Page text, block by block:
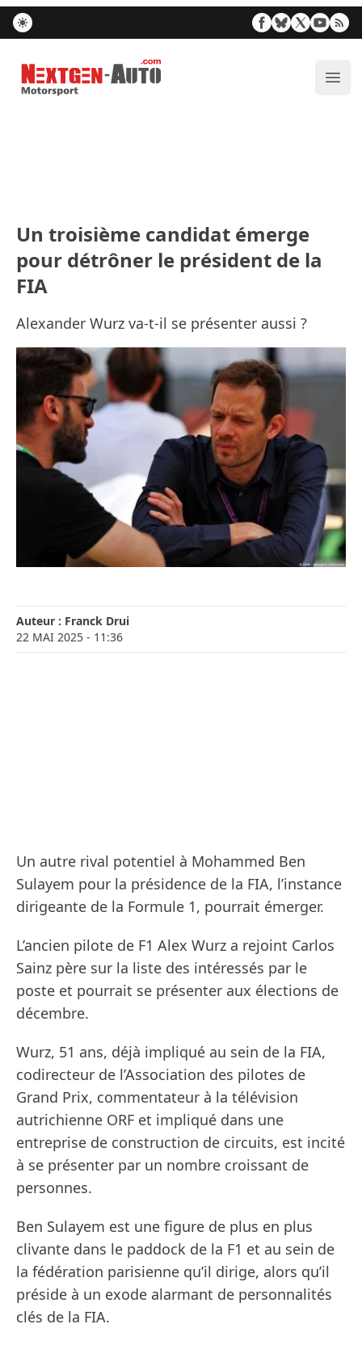
Nextgen-Auto.com
Un troisième candidat émerge
pour détrôner le président de la
FIA
Alexander Wurz va-t-il se présenter aussi ?
Auteur : Franck Drui
22 MAI 2025 - 11:36
Un autre rival potentiel à Mohammed Ben
Sulayem pour la présidence de la FIA, l’instance
dirigeante de la Formule 1, pourrait émerger.
L’ancien pilote de F1 Alex Wurz a rejoint Carlos
Sainz père sur la liste des intéressés par le
poste et pourrait se présenter aux élections de
décembre.
Wurz, 51 ans, déjà impliqué au sein de la FIA,
codirecteur de l’Association des pilotes de
Grand Prix, commentateur à la télévision
autrichienne ORF et impliqué dans une
entreprise de construction de circuits, est incité
à se présenter par un nombre croissant de
personnes.
Ben Sulayem est une figure de plus en plus
clivante dans le paddock de la F1 et au sein de
la fédération parisienne qu’il dirige, alors qu’il
préside à un exode alarmant de personnalités
clés de la FIA.